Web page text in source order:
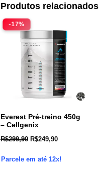
Produtos relacionados
-17%
Everest Pré-treino 450g
– Cellgenix
R$299,90 R$249,90
Parcele em até 12x!